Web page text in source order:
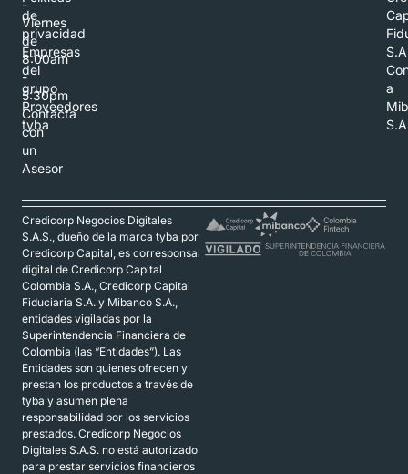
-
Viernes
de
8:00am
-
5:30pm
Contacta
con
un
Asesor
de
privacidad
Empresas
del
grupo
Proveedores
tyba
a
Credicorp Negocios Digitales
S.A.S., dueño de la marca tyba por
Credicorp Capital, es corresponsal
digital de Credicorp Capital
Colombia S.A., Credicorp Capital
Fiduciaria S.A. y Mibanco S.A.,
entidades vigiladas por la
Superintendencia Financiera de
Colombia (las “Entidades”). Las
Entidades son quienes ofrecen y
prestan los productos a través de
tyba y asumen plena
responsabilidad por los servicios
prestados. Credicorp Negocios
Digitales S.A.S. no está autorizado
para prestar servicios financieros